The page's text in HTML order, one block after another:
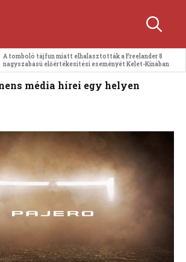
A tomboló tájfun miatt elhalasztották a Freelander 8
nagyszabású előértékesítési eseményét Kelet-Kínában
média hírei egy helyen